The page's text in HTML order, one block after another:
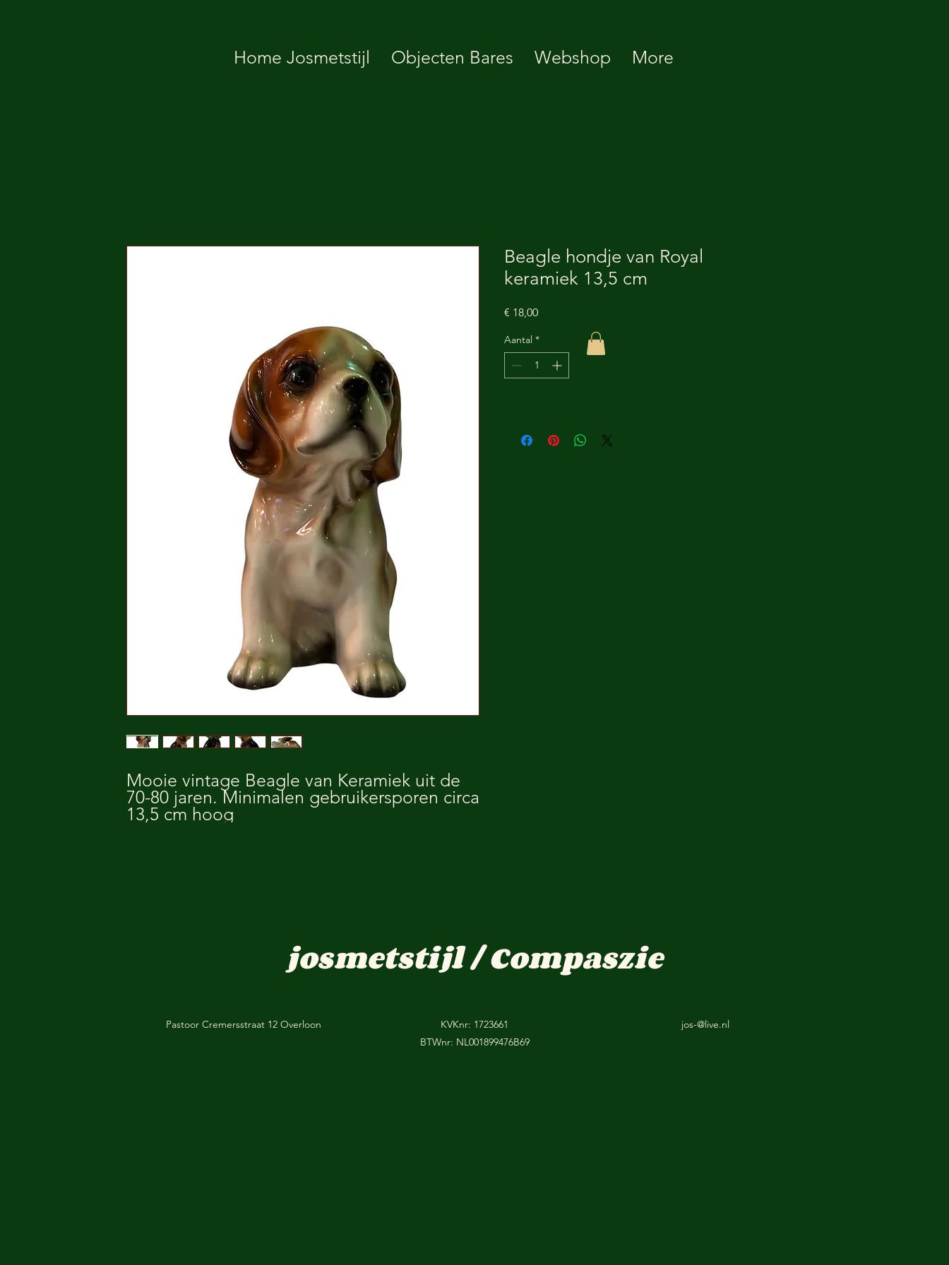
Home Josmetstijl Objecten Bares Webshop More
Mooie vintage Beagle van Keramiek uit de
70-80 jaren. Minimalen gebruikersporen circa
13,5 cm hoog
Beagle hondje van Royal
keramiek 13,5 cm
€ 18,00Prijs
Aantal *
josmetstijl / Compaszie
Pastoor Cremersstraat 12 Overloon
KVKnr: 1723661
BTWnr: NL001899476B69
jos-@live.nl